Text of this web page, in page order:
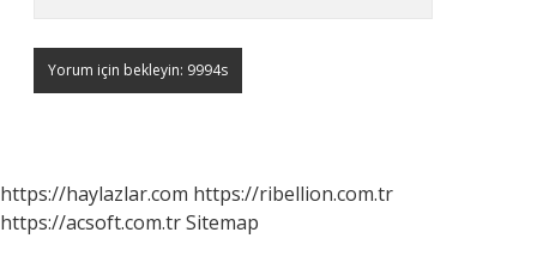
https://haylazlar.com https://ribellion.com.tr
https://acsoft.com.trSitemap